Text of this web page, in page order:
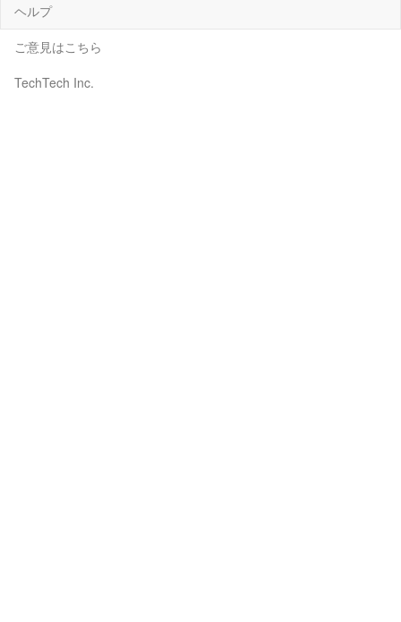
ヘルプ
ご意見はこちら
TechTech Inc.